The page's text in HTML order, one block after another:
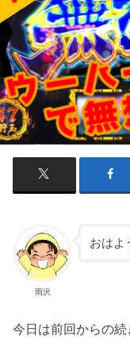
雨沢
おはよ
今日は前回からの続